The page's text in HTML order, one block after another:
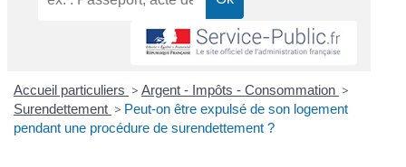
Accueil particuliers > Argent - Impôts - Consommation >
Surendettement > Peut-on être expulsé de son logement
pendant une procédure de surendettement ?